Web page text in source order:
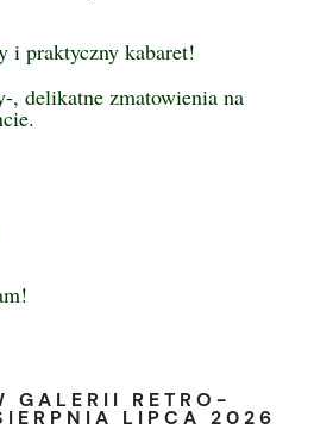
i praktyczny kabaret!
, delikatne zmatowienia na
GALERII RETRO-
LIPCA 2026